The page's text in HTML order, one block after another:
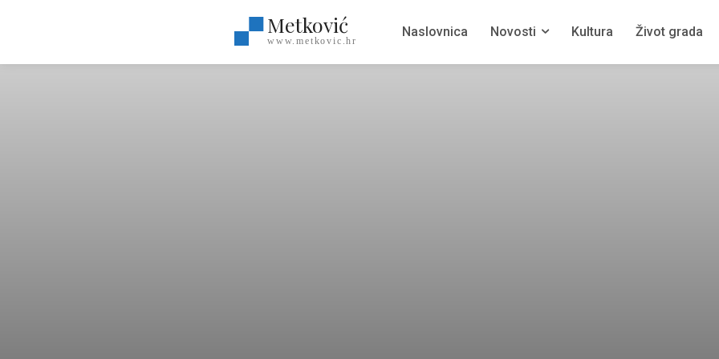
Metković
www.metkovic.hr
Naslovnica Novosti Kultura Život grada